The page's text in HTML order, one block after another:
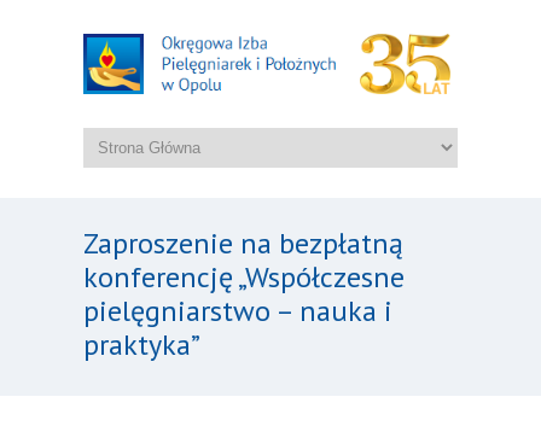
Zaproszenie na bezpłatną
konferencję „Współczesne
pielęgniarstwo – nauka i
praktyka”